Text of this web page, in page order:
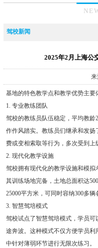
驾校新闻
2025年2月上海公
基地的特色教学点和教学优势主要
1. 专业教练团队
驾校的教练员队伍稳定，平均教
作作风踏实。教练员们继承和发扬
费或变相索取等行为，多次受到上
2. 现代化教学设施
驾校拥有现代化的教学设施和模拟
其训练场地完备，土地总面积达
25000平方米，可同时容纳300多辆
3. 智慧驾培模式
驾校试点了智慧驾培模式，学员
途奔波。这种模式不仅方便学员
中针对薄弱环节进行无限次练习。